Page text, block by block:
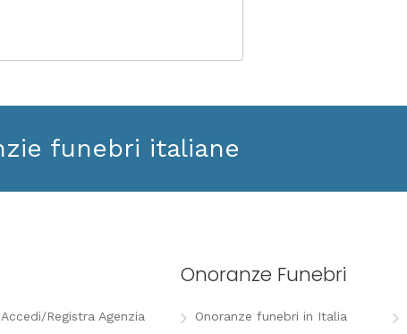
funebri italiane
Accedi/Registra Agenzia
Onoranze Funebri
Onoranze funebri in Italia